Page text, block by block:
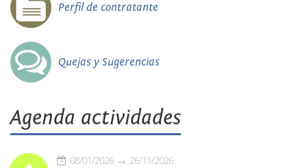
Perfil de contratante
Quejas y Sugerencias
Agenda actividades
08/01/2026 26/11/2026